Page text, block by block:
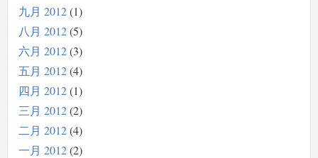
九月 2012 1
八月 2012 5
六月 2012 3
五月 2012 4
四月 2012 1
三月 2012 2
二月 2012 4
一月 2012 2